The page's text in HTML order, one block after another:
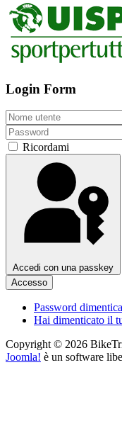
Login Form
Ricordami
Accedi con una passkey
Accesso
Password
Hai dimenticato il
Copyright © 2026
Joomla! è un software